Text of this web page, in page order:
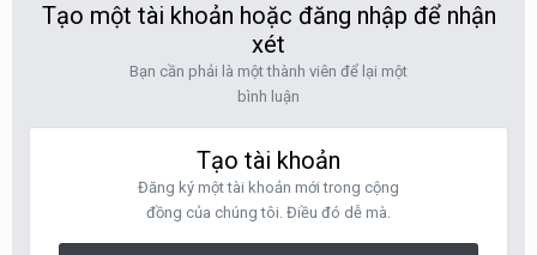
Tạo một tài khoản hoặc đăng nhập để nhận
xét
Bạn cần phải là một thành viên để lại một
bình luận
Tạo tài khoản
Đăng ký một tài khoản mới trong cộng
đồng của chúng tôi. Điều đó dễ mà.